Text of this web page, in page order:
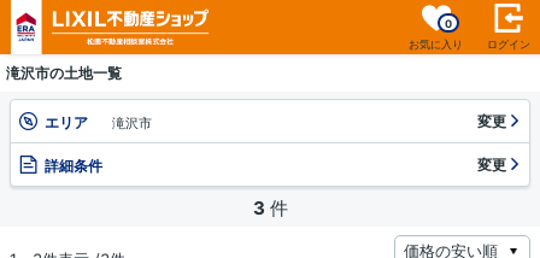
お気に入り
0
ログイン
滝沢市の土地一覧
エリア 滝沢市 変更
詳細条件 変更
3 件